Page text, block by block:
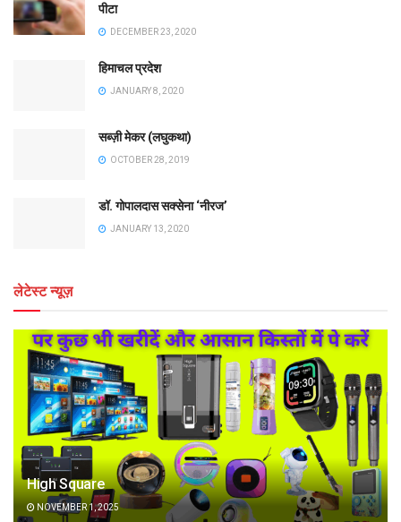
पीटा
DECEMBER 23, 2020
हिमाचल प्रदेश
JANUARY 8, 2020
सब्ज़ी मेकर (लघुकथा)
OCTOBER 28, 2019
डॉ. गोपालदास सक्सेना ‘नीरज’
JANUARY 13, 2020
लेटेस्ट न्यूज़
High Square
NOVEMBER 1, 2025